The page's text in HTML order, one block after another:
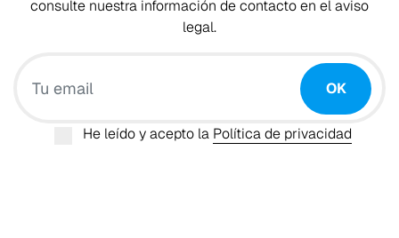
consulte nuestra información de contacto en el aviso
legal.
OK
He leído y acepto la Política de privacidad